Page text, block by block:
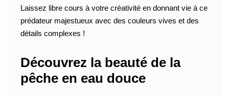
Laissez libre cours à votre créativité en donnant vie à ce
prédateur majestueux avec des couleurs vives et des
détails complexes !
Découvrez la beauté de la
pêche en eau douce